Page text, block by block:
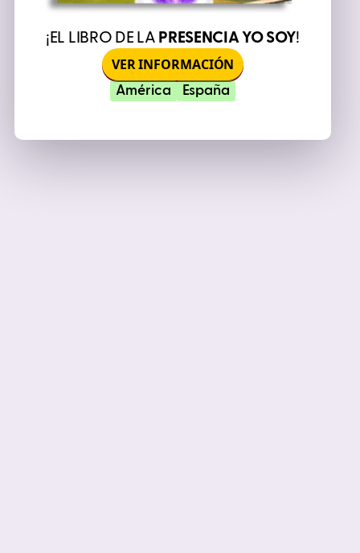
¡EL LIBRO DE LA PRESENCIA YO SOY!
VER INFORMACIÓN
América España